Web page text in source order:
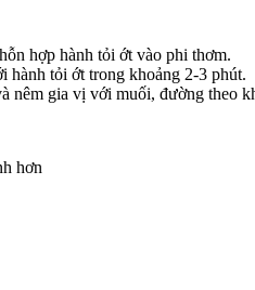
hợp hành tỏi ớt vào phi thơm.
hành tỏi ớt trong khoảng 2-3 phút.
nêm gia vị với muối, đường theo
hơn